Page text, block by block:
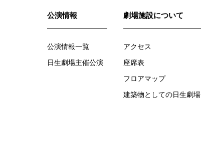
公演情報
公演情報一覧
日生劇場主催公演
劇場施設について
アクセス
座席表
フロアマップ
建築物としての日生劇場